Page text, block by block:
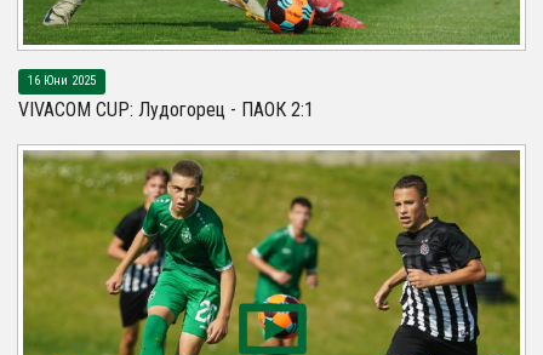
16 Юни 2025
VIVACOM CUP: Лудогорец - ПАОК 2:1